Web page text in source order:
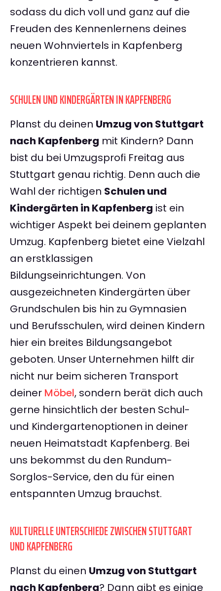
sodass du dich voll und ganz auf die
Freuden des Kennenlernens deines
neuen Wohnviertels in Kapfenberg
konzentrieren kannst.
SCHULEN UND KINDERGÄRTEN IN KAPFENBERG
Planst du deinen Umzug von Stuttgart
nach Kapfenberg mit Kindern? Dann
bist du bei Umzugsprofi Freitag aus
Stuttgart genau richtig. Denn auch die
Wahl der richtigen Schulen und
Kindergärten in Kapfenberg ist ein
wichtiger Aspekt bei deinem geplanten
Umzug. Kapfenberg bietet eine Vielzahl
an erstklassigen
Bildungseinrichtungen. Von
ausgezeichneten Kindergärten über
Grundschulen bis hin zu Gymnasien
und Berufsschulen, wird deinen Kindern
hier ein breites Bildungsangebot
geboten. Unser Unternehmen hilft dir
nicht nur beim sicheren Transport
deiner Möbel, sondern berät dich auch
gerne hinsichtlich der besten Schul-
und Kindergartenoptionen in deiner
neuen Heimatstadt Kapfenberg. Bei
uns bekommst du den Rundum-
Sorglos-Service, den du für einen
entspannten Umzug brauchst.
KULTURELLE UNTERSCHIEDE ZWISCHEN STUTTGART
UND KAPFENBERG
Planst du einen Umzug von Stuttgart
nach Kapfenberg? Dann gibt es einige